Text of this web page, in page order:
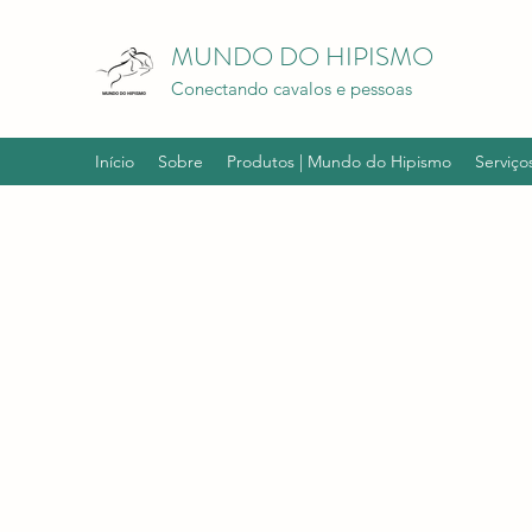
MUNDO DO HIPISMO
Conectando cavalos e pessoas
Início Sobre Produtos | Mundo do Hipismo